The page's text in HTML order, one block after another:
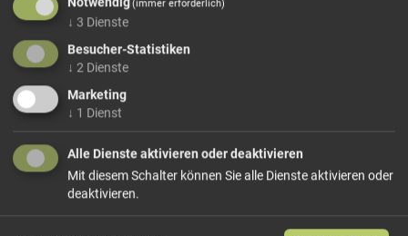
Basilikumblätter, Schwarzer Pfeffer geschrotet, Peperoncini
Größe: 100 g
In den Warenkorb
(immer erforderlich)
↓ 3 Dienste
Besucher-Statistiken
↓ 2 Dienste
Marketing
↓ 1 Dienst
Alle Dienste aktivieren oder deaktivieren
Mit diesem Schalter können Sie alle Dienste aktivieren oder
deaktivieren.